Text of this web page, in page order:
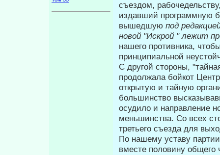
съездом,
издавший программную
вышедшую под
новой "Искрой " лежит
нашего противника,
принципиальной
С другой стороны,
продолжа­ла бойкот
открытую и тайную
большинство
осудило и направление
меньшинства. Со всех
третьего съезда для
По нашему уставу
вместе поло­вину общего